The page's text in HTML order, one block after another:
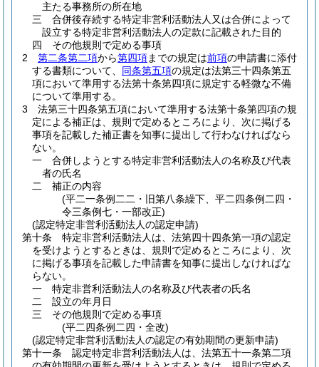
主たる事務所の所在地
三
合併後存続する特定非営利活動法人又は合併によって
設立する特定非営利活動法人の定款に記載された目的
四
その他規則で定める事項
2
第二条第二項から第四項までの規定は前項の申請書に添付
する書類について、 同条第五項の規定は法第三十四条第五
項において準用する法第十条第四項に規定する軽微な不備
について準用する。
3
法第三十四条第五項において準用する法第十条第四項の規
定による補正は、規則で定めるところにより、次に掲げる
事項を記載した補正書を知事に提出して行わなければなら
ない。
一
合併しようとする特定非営利活動法人の名称及び代表
者の氏名
二
補正の内容
(平二一条例二二・旧第八条繰下、平二四条例二四・
令三条例七・一部改正)
(認定特定非営利活動法人の認定申請)
第十条
特定非営利活動法人は、法第四十四条第一項の認定
を受けようとするときは、規則で定めるところにより、次
に掲げる事項を記載した申請書を知事に提出しなければな
らない。
一
特定非営利活動法人の名称及び代表者の氏名
二
設立の年月日
三
その他規則で定める事項
(平二四条例二四・全改)
(認定特定非営利活動法人の認定の有効期間の更新申請)
第十一条
認定特定非営利活動法人は、法第五十一条第二項